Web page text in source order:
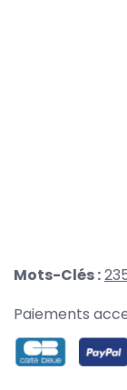
Mots-Clés :
Paiements